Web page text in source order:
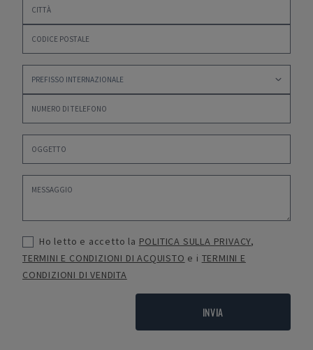
Ho letto e accetto la POLITICA SULLA PRIVACY,
TERMINI E CONDIZIONI DI ACQUISTO e i TERMINI E
CONDIZIONI DI VENDITA
INVIA